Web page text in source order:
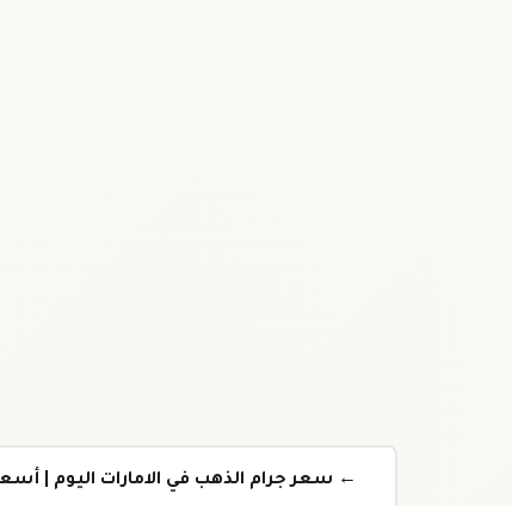
← سعر جرام الذهب في الامارات اليوم |